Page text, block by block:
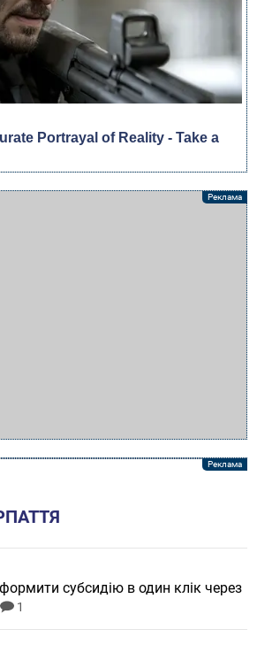
субсидію в один клік через
1